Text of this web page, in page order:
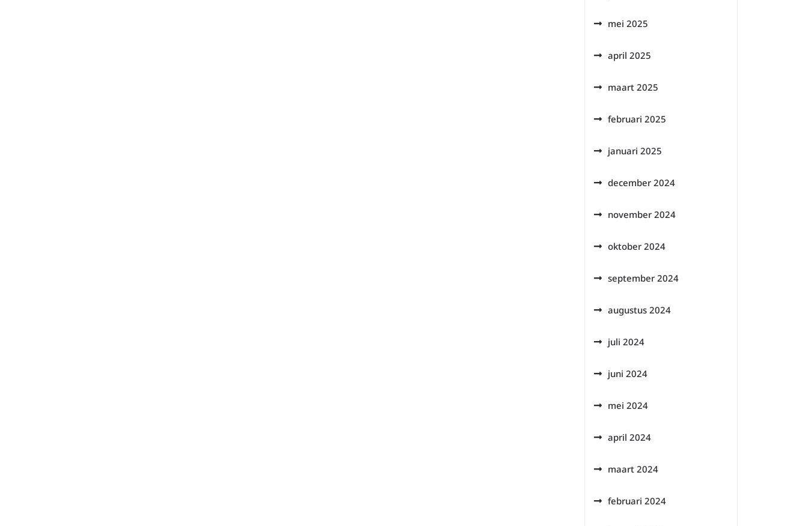
mei 2025
april 2025
maart 2025
februari 2025
januari 2025
december 2024
november 2024
oktober 2024
september 2024
augustus 2024
juli 2024
juni 2024
mei 2024
april 2024
maart 2024
februari 2024